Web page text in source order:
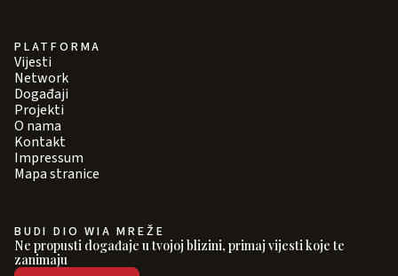
PLATFORMA
Vijesti
Network
Događaji
Projekti
O nama
Kontakt
Impressum
Mapa stranice
BUDI DIO WIA MREŽE
Ne propusti događaje u tvojoj blizini, primaj vijesti koje te
zanimaju